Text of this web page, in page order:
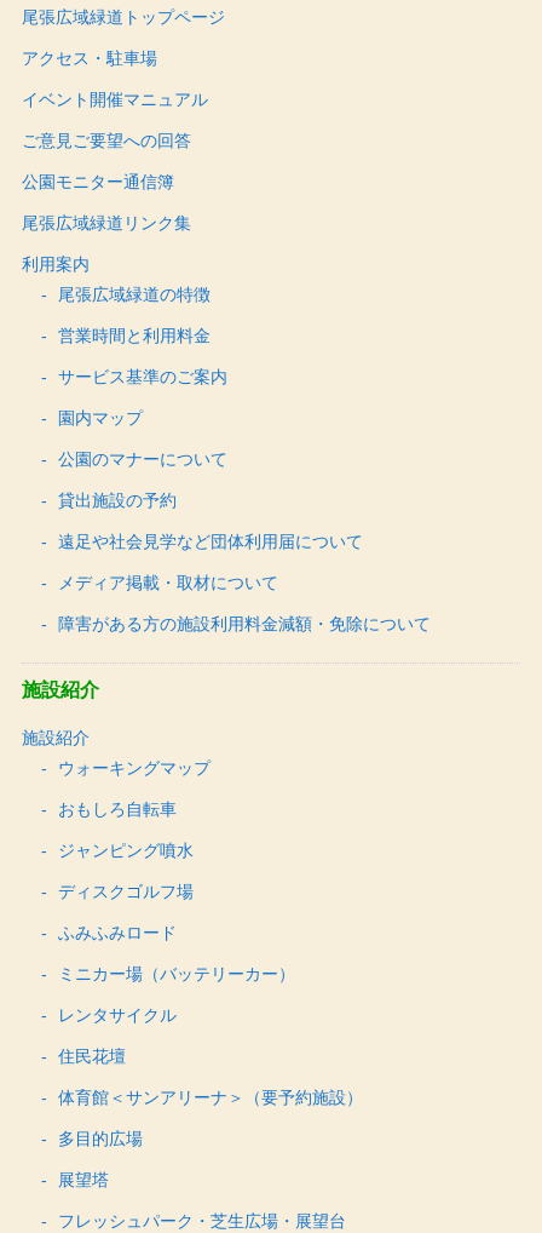
尾張広域緑道トップページ
アクセス・駐車場
イベント開催マニュアル
ご意見ご要望への回答
公園モニター通信簿
尾張広域緑道リンク集
利用案内
尾張広域緑道の特徴
営業時間と利用料金
サービス基準のご案内
園内マップ
公園のマナーについて
貸出施設の予約
遠足や社会見学など団体利用届について
メディア掲載・取材について
障害がある方の施設利用料金減額・免除について
施設紹介
施設紹介
ウォーキングマップ
おもしろ自転車
ジャンピング噴水
ディスクゴルフ場
ふみふみロード
ミニカー場（バッテリーカー）
レンタサイクル
住民花壇
体育館＜サンアリーナ＞（要予約施設）
多目的広場
展望塔
フレッシュパーク・芝生広場・展望台